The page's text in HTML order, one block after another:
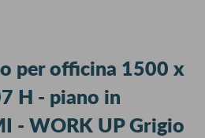
per officina 1500 x
H - piano in
- WORK UP Grigio